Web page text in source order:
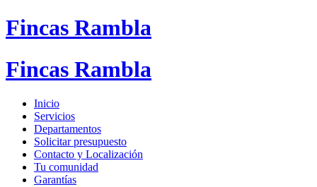
Fincas Rambla
Fincas Rambla
Inicio
Servicios
Departamentos
Solicitar presupuesto
Contacto y Localización
Tu comunidad
Garantías